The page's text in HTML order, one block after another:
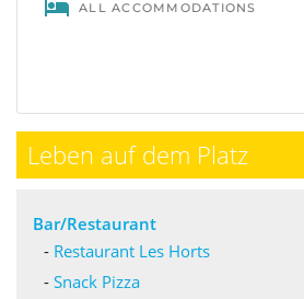
Leben auf dem Platz
Bar/Restaurant
- Restaurant Les Horts
- Snack Pizza